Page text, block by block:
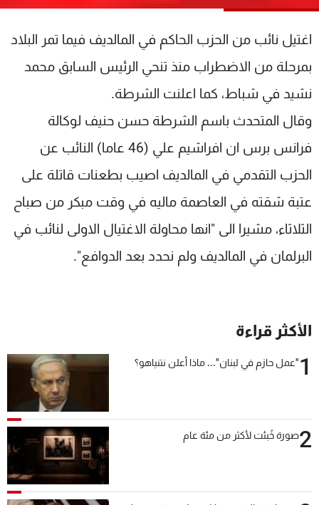
اغتيل نائب من الحزب الحاكم في المالديف فيما تمر البلاد
بمرحلة من الاضطراب منذ تنحي الرئيس السابق محمد
نشيد في شباط، كما اعلنت الشرطة.
وقال المتحدث باسم الشرطة حسن حنيف لوكالة
فرانس برس ان افراشيم علي (46 عاما) النائب عن
الحزب التقدمي في المالديف اصيب بطعنات قاتلة على
عتبة شقته في العاصمة ماليه في وقت مبكر من صباح
الثلاثاء، مشيرا الى "انها محاولة الاغتيال الاولى لنائب في
البرلمان في المالديف ولم نحدد بعد الدوافع".
الأكثر قراءة
1"عمل حازم في لبنان"... ماذا أعلن نتنياهو؟
2صورة خُبئت لأكثر من مئة عام
الترددات
عن MTV
الإنـتـاج
لاعلاناتكم
وظائف
تواصل معنا
شروط الإسـتخدام
سياسة الخصوصية